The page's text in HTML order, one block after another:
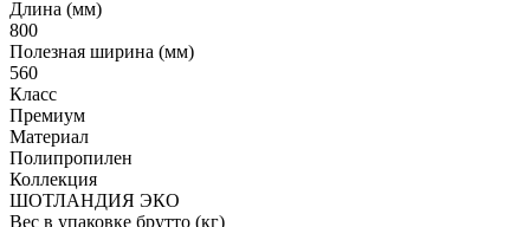
Длина (мм)
800
Полезная ширина (мм)
560
Класс
Премиум
Материал
Полипропилен
Коллекция
ШОТЛАНДИЯ ЭКО
Вес в упаковке брутто (кг)